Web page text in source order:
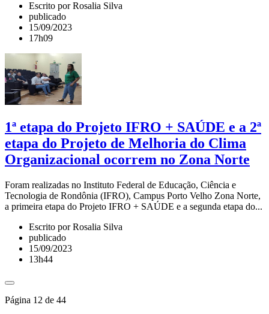
Escrito por Rosalia Silva
publicado
15/09/2023
17h09
1ª etapa do Projeto IFRO + SAÚDE e a 2ª
etapa do Projeto de Melhoria do Clima
Organizacional ocorrem no Zona Norte
Foram realizadas no Instituto Federal de Educação, Ciência e
Tecnologia de Rondônia (IFRO), Campus Porto Velho Zona Norte,
a primeira etapa do Projeto IFRO + SAÚDE e a segunda etapa do...
Escrito por Rosalia Silva
publicado
15/09/2023
13h44
Página 12 de 44